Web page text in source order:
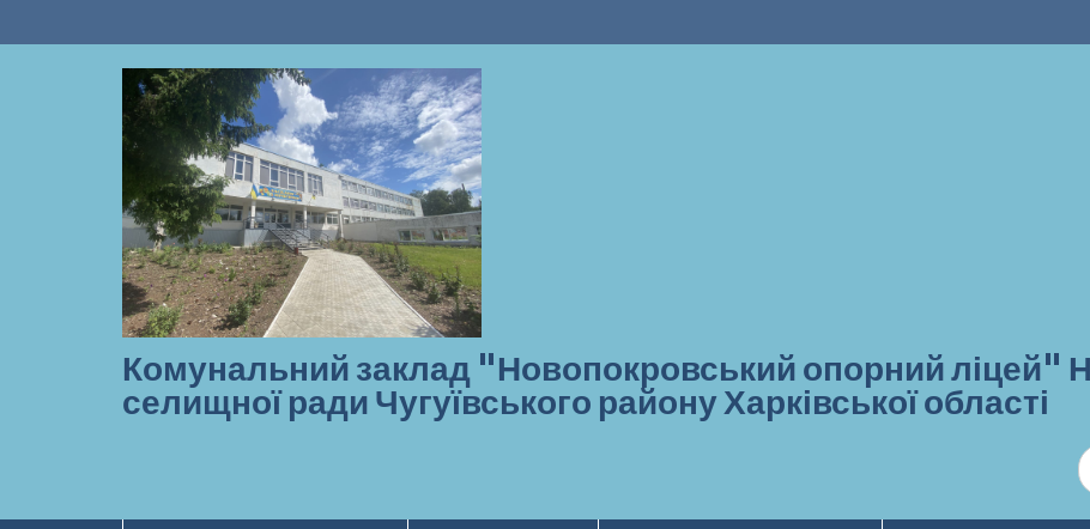
Комунальний заклад "Новопокровський опорний ліцей"
селищної ради Чугуївського району Харківської області